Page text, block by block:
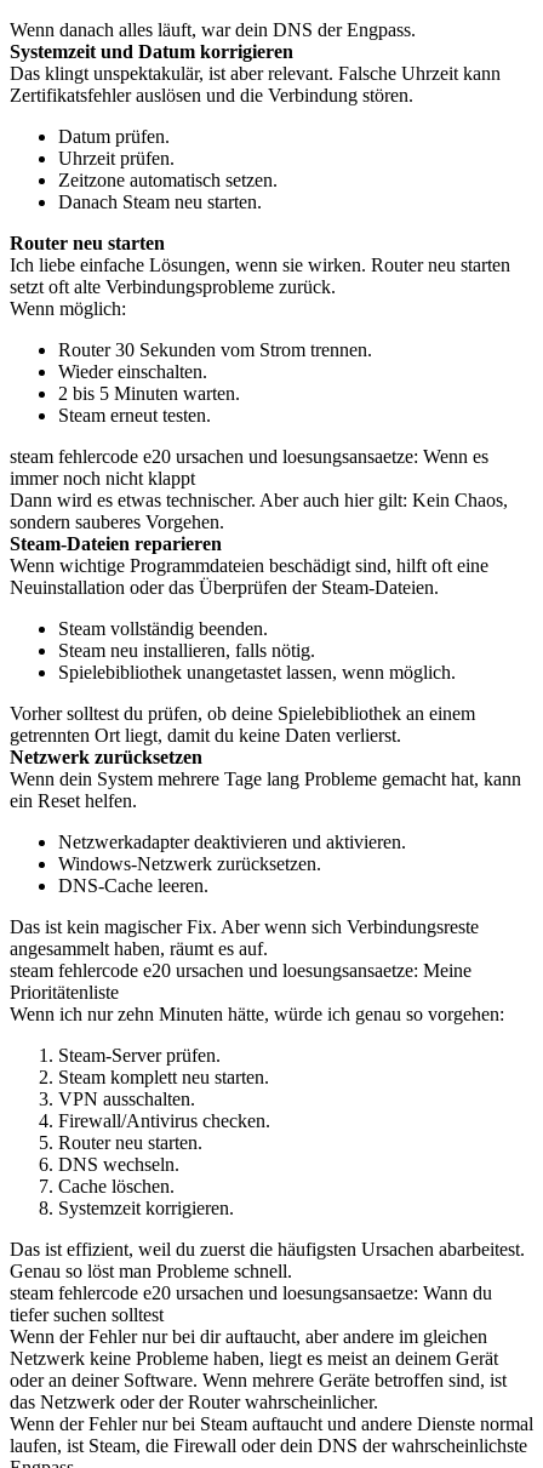
Wenn danach alles läuft, war dein DNS der Engpass.
Systemzeit und Datum korrigieren
Das klingt unspektakulär, ist aber relevant. Falsche Uhrzeit kann
Zertifikatsfehler auslösen und die Verbindung stören.
Datum prüfen.
Uhrzeit prüfen.
Zeitzone automatisch setzen.
Danach Steam neu starten.
Router neu starten
Ich liebe einfache Lösungen, wenn sie wirken. Router neu starten
setzt oft alte Verbindungsprobleme zurück.
Wenn möglich:
Router 30 Sekunden vom Strom trennen.
Wieder einschalten.
2 bis 5 Minuten warten.
Steam erneut testen.
steam fehlercode e20 ursachen und loesungsansaetze: Wenn es
immer noch nicht klappt
Dann wird es etwas technischer. Aber auch hier gilt: Kein Chaos,
sondern sauberes Vorgehen.
Steam-Dateien reparieren
Wenn wichtige Programmdateien beschädigt sind, hilft oft eine
Neuinstallation oder das Überprüfen der Steam-Dateien.
Steam vollständig beenden.
Steam neu installieren, falls nötig.
Spielebibliothek unangetastet lassen, wenn möglich.
Vorher solltest du prüfen, ob deine Spielebibliothek an einem
getrennten Ort liegt, damit du keine Daten verlierst.
Netzwerk zurücksetzen
Wenn dein System mehrere Tage lang Probleme gemacht hat, kann
ein Reset helfen.
Netzwerkadapter deaktivieren und aktivieren.
Windows-Netzwerk zurücksetzen.
DNS-Cache leeren.
Das ist kein magischer Fix. Aber wenn sich Verbindungsreste
angesammelt haben, räumt es auf.
steam fehlercode e20 ursachen und loesungsansaetze: Meine
Prioritätenliste
Wenn ich nur zehn Minuten hätte, würde ich genau so vorgehen:
Steam-Server prüfen.
Steam komplett neu starten.
VPN ausschalten.
Firewall/Antivirus checken.
Router neu starten.
DNS wechseln.
Cache löschen.
Systemzeit korrigieren.
Das ist effizient, weil du zuerst die häufigsten Ursachen abarbeitest.
Genau so löst man Probleme schnell.
steam fehlercode e20 ursachen und loesungsansaetze: Wann du
tiefer suchen solltest
Wenn der Fehler nur bei dir auftaucht, aber andere im gleichen
Netzwerk keine Probleme haben, liegt es meist an deinem Gerät
oder an deiner Software. Wenn mehrere Geräte betroffen sind, ist
das Netzwerk oder der Router wahrscheinlicher.
Wenn der Fehler nur bei Steam auftaucht und andere Dienste normal
laufen, ist Steam, die Firewall oder dein DNS der wahrscheinlichste